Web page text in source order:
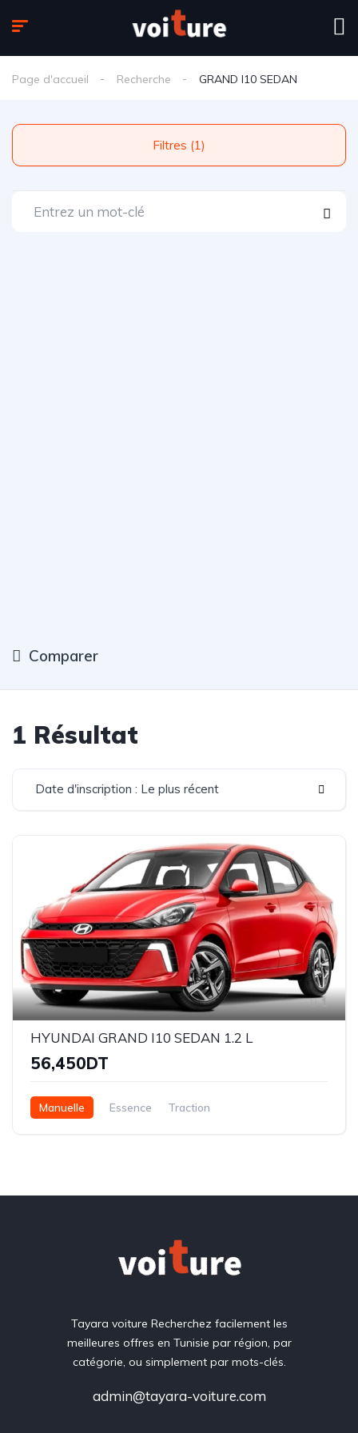
Page d'accueil Recherche GRAND I10 SEDAN
Filtres (1)
Comparer
1 Résultat
Date d'inscription : Le plus récent
1
HYUNDAI GRAND I10 SEDAN 1.2 L
56,450DT
Manuelle Essence Traction
Tayara voiture Recherchez facilement les
meilleures offres en Tunisie par région, par
catégorie, ou simplement par mots-clés.
admin@tayara-voiture.com